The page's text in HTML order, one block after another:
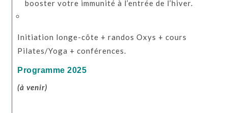
booster votre immunité à l’entrée de l’hiver.
Initiation longe-côte + randos Oxys + cours
Pilates/Yoga + conférences.
Programme 2025
(à venir)